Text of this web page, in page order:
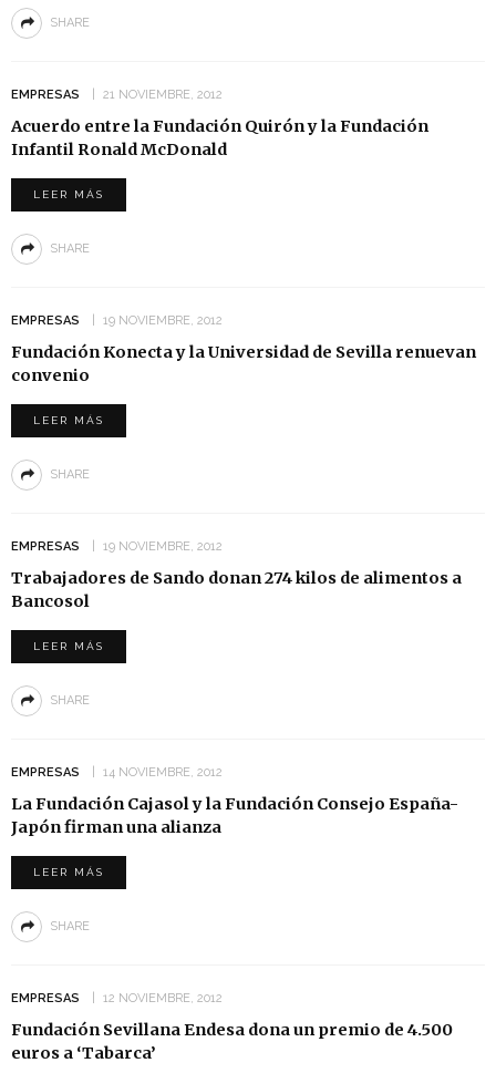
SHARE
EMPRESAS 21 NOVIEMBRE, 2012
Acuerdo entre la Fundación Quirón y la Fundación
Infantil Ronald McDonald
LEER MÁS
SHARE
EMPRESAS 19 NOVIEMBRE, 2012
Fundación Konecta y la Universidad de Sevilla renuevan
convenio
LEER MÁS
SHARE
EMPRESAS 19 NOVIEMBRE, 2012
Trabajadores de Sando donan 274 kilos de alimentos a
Bancosol
LEER MÁS
SHARE
EMPRESAS 14 NOVIEMBRE, 2012
La Fundación Cajasol y la Fundación Consejo España-
Japón firman una alianza
LEER MÁS
SHARE
EMPRESAS 12 NOVIEMBRE, 2012
Fundación Sevillana Endesa dona un premio de 4.500
euros a ‘Tabarca’